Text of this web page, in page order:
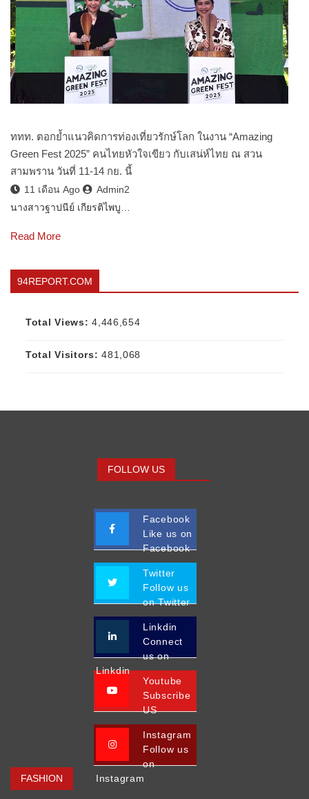
ททท. ตอกย้ำแนวคิดการท่องเที่ยวรักษ์โลก ในงาน “Amazing
Green Fest 2025” คนไทยหัวใจเขียว กับเสน่ห์ไทย ณ สวน
สามพราน วันที่ 11-14 กย. นี้
11 เดือน Ago
Admin2
นางสาวฐาปนีย์ เกียรติไพบู…
Read More
94REPORT.COM
Total Views:4,446,654
Total Visitors:481,068
FASHION
FOLLOW US
Facebook
Like us on
Facebook
Twitter
Follow us
on Twitter
Linkdin
Connect
us on
Linkdin
Youtube
Subscribe
US
Instagram
Follow us
on
Instagram